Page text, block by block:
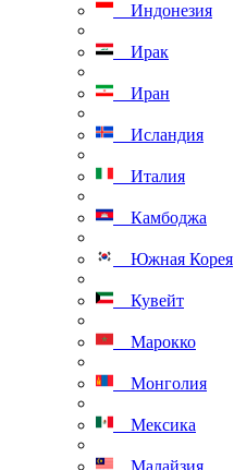
Индонезия
Ирак
Иран
Исландия
Италия
Камбоджа
Южная Корея
Кувейт
Марокко
Монголия
Мексика
Малайзия